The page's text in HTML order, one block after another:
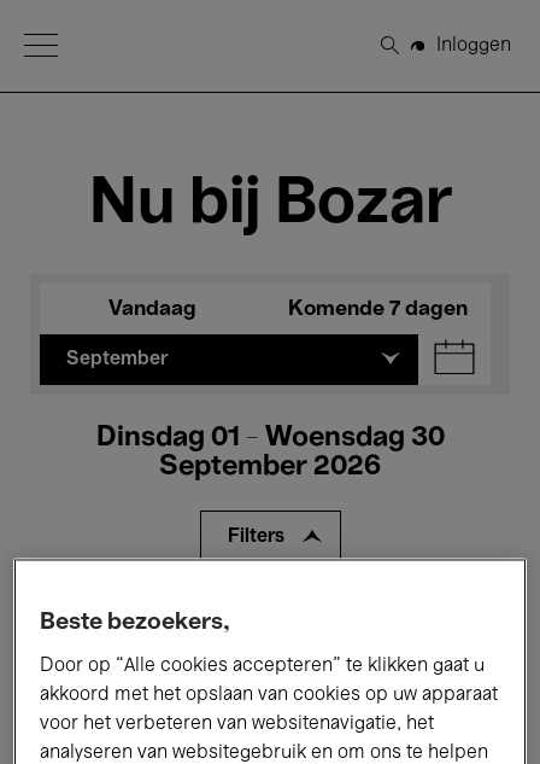
Open Menu
Zoeken
Inloggen
Nu bij Bozar
Vandaag Komende 7 dagen
September
Dinsdag 01 - Woensdag 30
September 2026
Filters
Alle evenementen
Tentoonstellingen Films
Performances Lezingen & Debatten
Beste bezoekers,
Door op “Alle cookies accepteren” te klikken gaat u
akkoord met het opslaan van cookies op uw apparaat
voor het verbeteren van websitenavigatie, het
analyseren van websitegebruik en om ons te helpen